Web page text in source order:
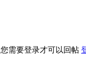
您需要登录才可以回帖